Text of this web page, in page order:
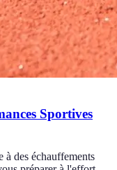
Sportives
à des échauffements